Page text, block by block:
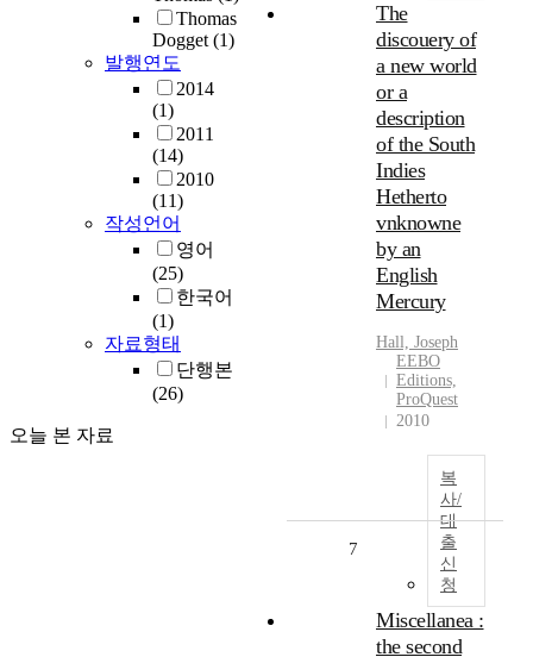
Thomas
Dogget(1)
발행연도
2014
(1)
2011
(14)
2010
(11)
작성언어
영어
(25)
한국어
(1)
자료형태
단행본
(26)
오늘 본 자료
The
discouery of
a new world
or a
description
of the South
Indies
Hetherto
vnknowne
by an
English
Mercury
Hall, Joseph
EEBO
Editions,
ProQuest
2010
복
사/
대
출
신
청
7
Miscellanea :
the second